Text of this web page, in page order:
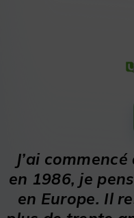
J’ai
en 1986, je
en Europe. Il